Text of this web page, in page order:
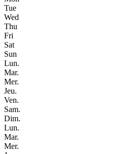
Tue
Wed
Thu
Fri
Sat
Sun
Lun.
Mar.
Mer.
Jeu.
Ven.
Sam.
Dim.
Lun.
Mar.
Mer.